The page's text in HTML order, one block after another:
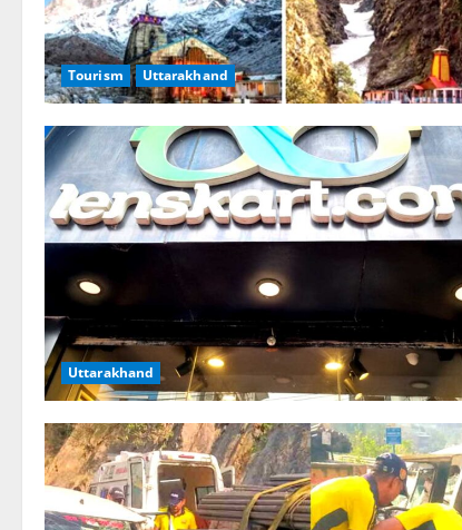
Tourism Uttarakhand
Uttarakhand